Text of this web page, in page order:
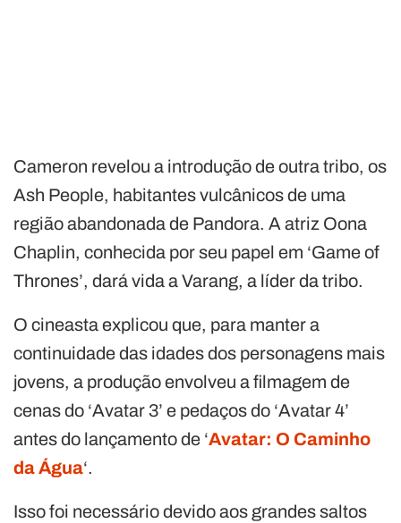
Cameron revelou a introdução de outra tribo, os
Ash People, habitantes vulcânicos de uma
região abandonada de Pandora. A atriz Oona
Chaplin, conhecida por seu papel em ‘Game of
Thrones’, dará vida a Varang, a líder da tribo.
O cineasta explicou que, para manter a
continuidade das idades dos personagens mais
jovens, a produção envolveu a filmagem de
cenas do ‘Avatar 3’ e pedaços do ‘Avatar 4’
antes do lançamento de ‘Avatar: O Caminho
da Água‘.
Isso foi necessário devido aos grandes saltos